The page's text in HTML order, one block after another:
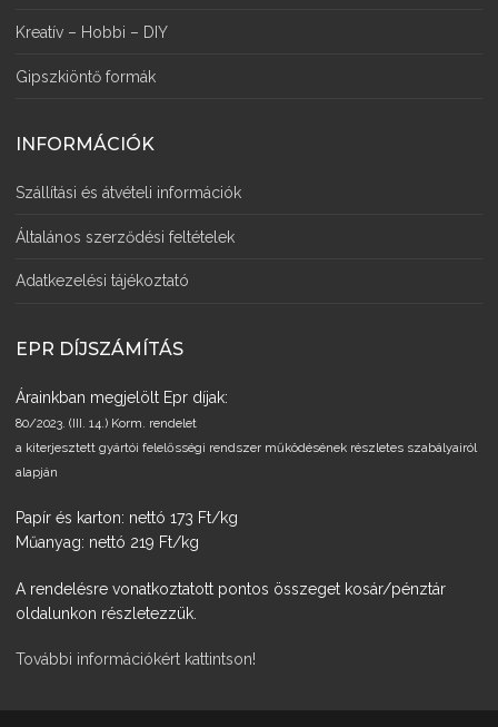
Kreatív – Hobbi – DIY
Gipszkiöntő formák
INFORMÁCIÓK
Szállítási és átvételi információk
Általános szerződési feltételek
Adatkezelési tájékoztató
EPR DÍJSZÁMÍTÁS
Árainkban megjelölt Epr díjak:
80/2023. (III. 14.) Korm. rendelet
a kiterjesztett gyártói felelősségi rendszer működésének részletes szabályairól
alapján
Papír és karton: nettó 173 Ft/kg
Műanyag: nettó 219 Ft/kg
A rendelésre vonatkoztatott pontos összeget kosár/pénztár
oldalunkon részletezzük.
További információkért kattintson!